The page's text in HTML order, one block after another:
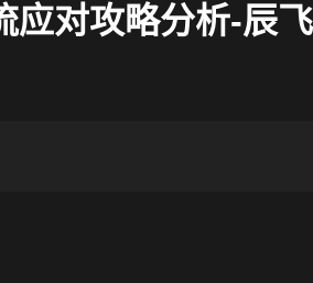
应对攻略分析-辰